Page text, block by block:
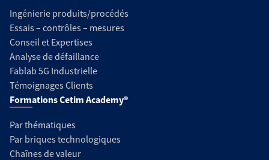
Ingénierie produits/procédés
Essais – contrôles – mesures
Conseil et Expertises
Analyse de défaillance
Fablab 5G Industrielle
Témoignages Clients
Formations Cetim Academy®
Par thématiques
Par briques technologiques
Chaînes de valeur